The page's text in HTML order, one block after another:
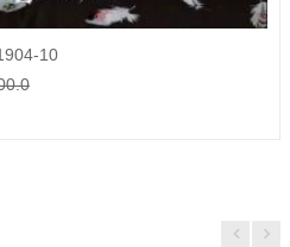
vào giỏ hàng
10